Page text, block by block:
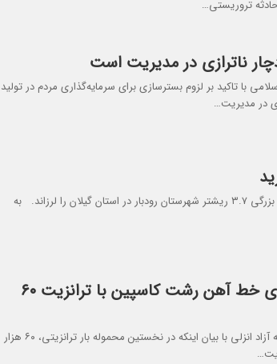
تروریستی…
ناترازی در مدیریت است
با تاکید بر لزوم بسترسازی برای سرمایه‌گذاری مردم در تولید
در مدیریت…
رودبار- زمین لرزه ای به بزرگی ۳.۷ ریشتر شهرستان رودبار در استان گیلان را لرزاند. به
نخستین بارگیری خط آهن رشت کاسپین با ترانزیت ۶۰
سخنگوی سازمان منطقه آزاد انزلی با بیان اینکه در نخستین محموله بار ترانزیتی، ۶۰ هزار